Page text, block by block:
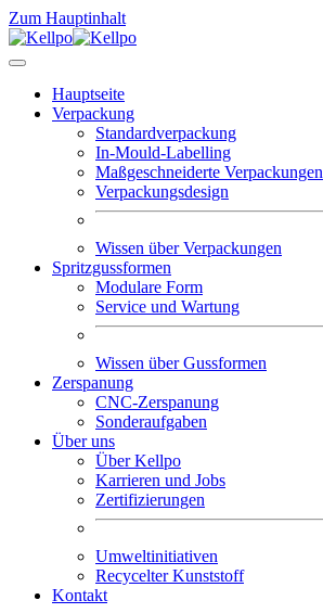
Zum Hauptinhalt
Hauptseite
Verpackung
Standardverpackung
In-Mould-Labelling
Maßgeschneiderte Verpackungen
Verpackungsdesign
Wissen über Verpackungen
Spritzgussformen
Modulare Form
Service und Wartung
Wissen über Gussformen
Zerspanung
CNC-Zerspanung
Sonderaufgaben
Über uns
Über Kellpo
Karrieren und Jobs
Zertifizierungen
Umweltinitiativen
Recycelter Kunststoff
Kontakt